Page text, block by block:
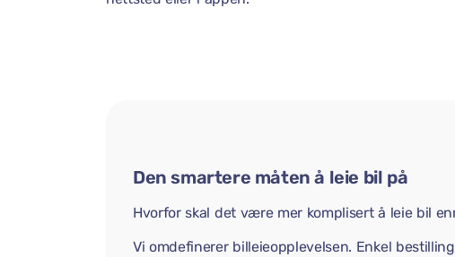
Den smartere måten å leie bil på
Hvorfor skal det være mer komplisert å leie bil
Vi omdefinerer billeieopplevelsen. Enkel